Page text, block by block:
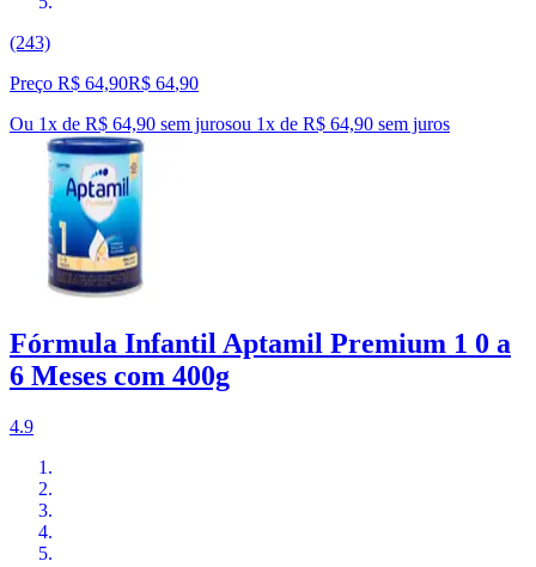
(243)
Preço R$ 64,90R$ 64,90
Ou 1x de R$ 64,90 sem jurosou 1x de R$ 64,90 sem juros
Fórmula Infantil Aptamil Premium 1 0 a
6 Meses com 400g
4.9